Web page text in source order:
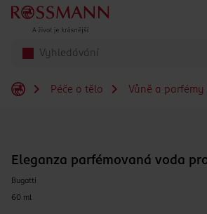
Přeskočit na hlavmní obsah
Péče o tělo Vůně a parfémy
Eleganza parfémovaná voda
Bugatti
60 ml